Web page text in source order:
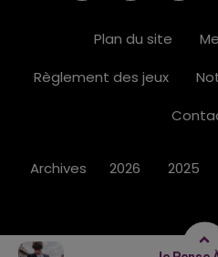
Plan du site
Règlement des jeux
Archives 2026 2025